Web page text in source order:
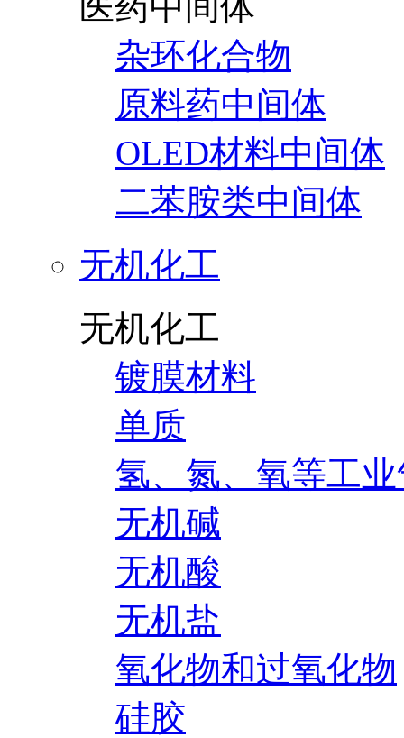
杂环化合物
原料药中间体
OLED材料中间体
二苯胺类中间体
无机化工
无机化工
镀膜材料
单质
氢、氮、氧等工
无机碱
无机酸
无机盐
氧化物和过氧化物
硅胶